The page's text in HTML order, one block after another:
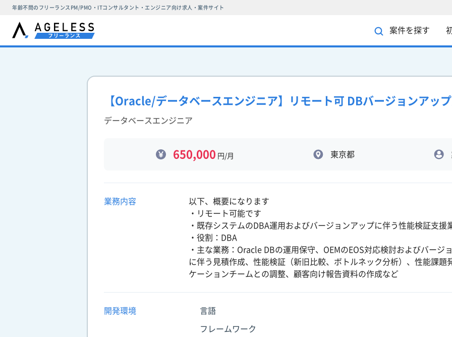
年齢不問のフリーランスPM/PMO・ITコンサルタント・エンジニア向け求人・案件サイト
案件を探す
【Oracle/データベースエンジニア】リモート可 DBバージョンアッ
データベースエンジニア
650,000 円/月 東京都
業務内容
以下、概要になります
・リモート可能です
・既存システムのDBA運用およびバージョンアップに伴う性能検証支援
・役割：DBA
・主な業務：Oracle DBの運用保守、OEMのEOS対応検討およびバージ
に伴う見積作成、性能検証（新旧比較、ボトルネック分析）、性能課題
ケーションチームとの調整、顧客向け報告資料の作成など
開発環境 言語
フレームワーク